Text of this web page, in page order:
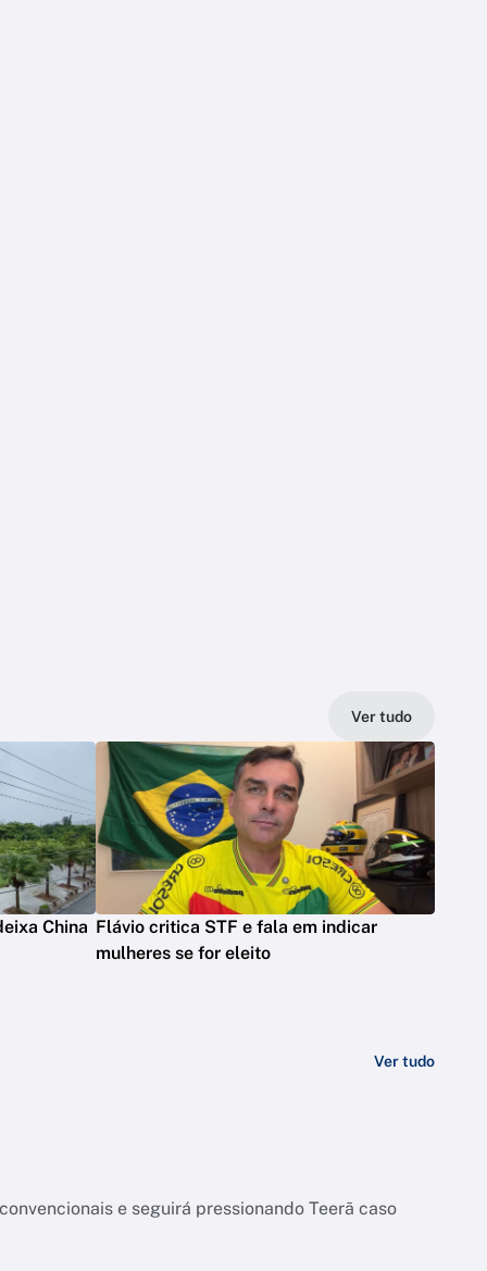
Ver tudo
China Flávio critica STF e fala em indicar
mulheres se for eleito
Ver tudo
e seguirá pressionando Teerã caso